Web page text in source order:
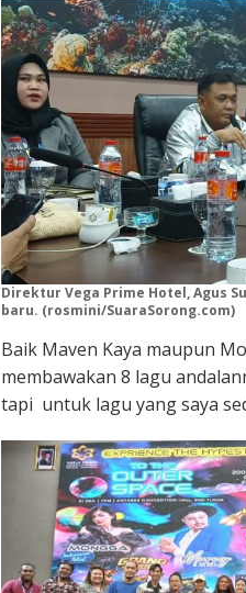
Direktur Vega Prime Hotel, Agus
baru. (rosmini/SuaraSorong.com)
Baik Maven Kaya maupun
membawakan 8 lagu
tapi untuk lagu yang saya